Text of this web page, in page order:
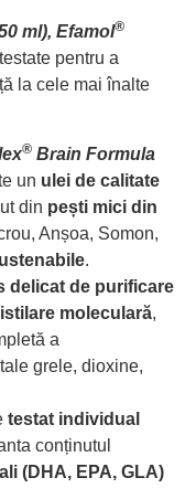
ml), Efamol®
pentru a
la cele mai înalte
® Brain Formula
un ulei de calitate
din pești mici din
Anșoa, Somon,
.
delicat de purificare
moleculară,
a
grele, dioxine,
testat individual
conținutul
(DHA, EPA, GLA)